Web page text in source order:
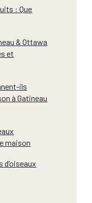
: Que
& Ottawa
et
ils
à Gatineau
maison
d’oiseaux